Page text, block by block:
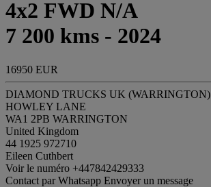
4x2 FWD N/A
7 200 kms - 2024
16950 EUR
DIAMOND TRUCKS UK (WARRINGTON)
HOWLEY LANE
WA1 2PB WARRINGTON
United Kingdom
44 1925 972710
Eileen Cuthbert
Voir le numéro +447842429333
Contact par Whatsapp Envoyer un message